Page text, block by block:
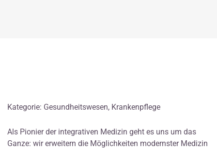
Kategorie: Gesundheitswesen, Krankenpflege
Als Pionier der integrativen Medizin geht es uns um das
Ganze: wir erweitern die Möglichkeiten modernster Medizin